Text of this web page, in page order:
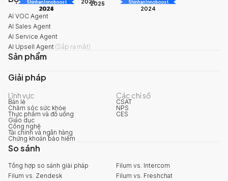
AI Awards
2025
2025 Shinhan Innoboost
2024
Shinhan Innoboost
2024
2025
AI VOC Agent
AI Sales Agent
AI Service Agent
AI Upsell Agent (Sắp ra mắt)
Sản phẩm
Giải pháp
Lĩnh vực
Bán lẻ
Chăm sóc sức khỏe
Thực phẩm và đồ uống
Giáo dục
Công nghệ
Tài chính và ngân hàng
Chứng khoán bảo hiểm
Các chỉ số
CSAT
NPS
CES
So sánh
Tổng hợp so sánh giải pháp
Filum vs. Intercom
Filum vs. Zendesk
Filum vs. Freshchat